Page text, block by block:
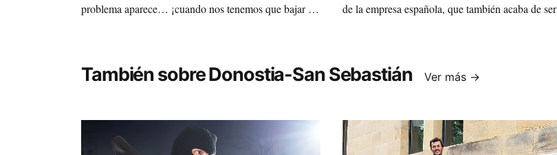
problema aparece… ¡cuando nos tenemos que bajar de
de la empresa española, que también acaba de ser
También sobre Donostia-San Sebastián Ver más →